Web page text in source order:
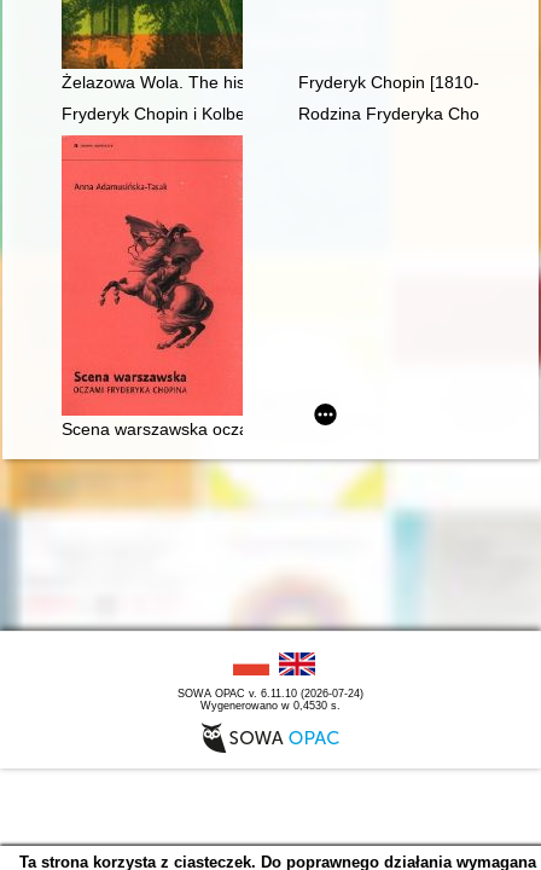
Żelazowa Wola. The history of Chopin's birthplace
Fryderyk Chopin [1810-1849].
Fryderyk Chopin i Kolbergowie. Wspomnienia i inspiracje
Rodzina Fryderyka Chopina
Scena warszawska oczami Fryderyka Chopina
SOWA OPAC v. 6.11.10 (2026-07-24)
Wygenerowano w 0,4530 s.
Ta strona korzysta z ciasteczek. Do poprawnego działania wymagana